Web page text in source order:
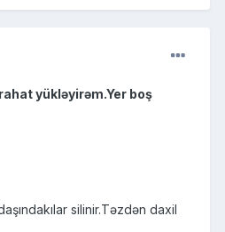
yükləyirəm.Yer boş
silinir.Təzdən daxil